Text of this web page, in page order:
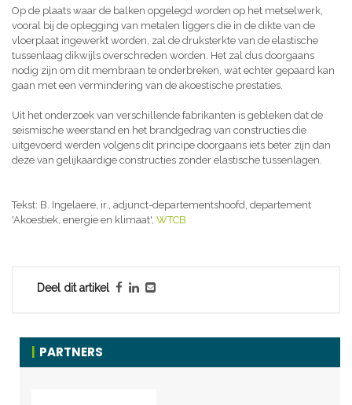
Op de plaats waar de balken opgelegd worden op het metselwerk,
vooral bij de oplegging van metalen liggers die in de dikte van de
vloerplaat ingewerkt worden, zal de druksterkte van de elastische
tussenlaag dikwijls overschreden worden. Het zal dus doorgaans
nodig zijn om dit membraan te onderbreken, wat echter gepaard kan
gaan met een vermindering van de akoestische prestaties.
Uit het onderzoek van verschillende fabrikanten is gebleken dat de
seismische weerstand en het brandgedrag van constructies die
uitgevoerd werden volgens dit principe doorgaans iets beter zijn dan
deze van gelijkaardige constructies zonder elastische tussenlagen.
Tekst: B. Ingelaere, ir., adjunct-departementshoofd, departement
'Akoestiek, energie en klimaat', WTCB
Deel dit artikel
PARTNERS